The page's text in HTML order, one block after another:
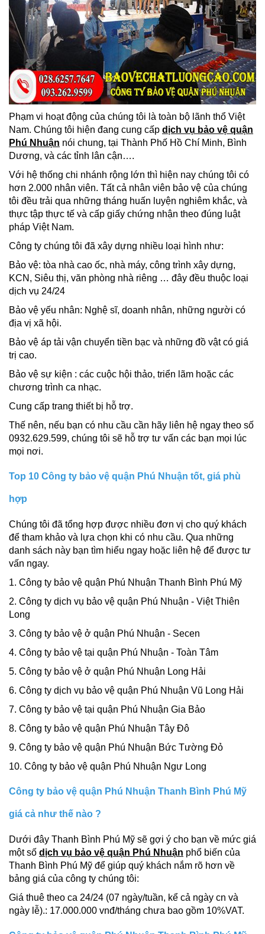
Phạm vi hoạt động của chúng tôi là toàn bộ lãnh thổ Việt
Nam. Chúng tôi hiện đang cung cấp dịch vụ bảo vệ quận
Phú Nhuận nói chung, tại Thành Phố Hồ Chí Minh, Bình
Dương, và các tỉnh lân cận….
Với hệ thống chi nhánh rộng lớn thì hiện nay chúng tôi có
hơn 2.000 nhân viên. Tất cả nhân viên bảo vệ của chúng
tôi đều trải qua những tháng huấn luyện nghiêm khắc, và
thực tập thực tế và cấp giấy chứng nhận theo đúng luật
pháp Việt Nam.
Công ty chúng tôi đã xây dựng nhiều loại hình như:
Bảo vệ: tòa nhà cao ốc, nhà máy, công trình xây dựng,
KCN, Siêu thị, văn phòng nhà riêng … đây đều thuộc loại
dịch vụ 24/24
Bảo vệ yếu nhân: Nghệ sĩ, doanh nhân, những người có
địa vị xã hội.
Bảo vệ áp tải vận chuyển tiền bạc và những đồ vật có giá
trị cao.
Bảo vệ sự kiện : các cuộc hội thảo, triển lãm hoặc các
chương trình ca nhạc.
Cung cấp trang thiết bị hỗ trợ.
Thế nên, nếu bạn có nhu cầu cần hãy liên hệ ngay theo số
0932.629.599, chúng tôi sẽ hỗ trợ tư vấn các bạn mọi lúc
mọi nơi.
Top 10 Công ty bảo vệ quận Phú Nhuận tốt, giá phù
hợp
Chúng tôi đã tổng hợp được nhiều đơn vị cho quý khách
để tham khảo và lựa chọn khi có nhu cầu. Qua những
danh sách này bạn tìm hiểu ngay hoặc liên hệ để được tư
vấn ngay.
1. Công ty bảo vệ quận Phú Nhuận Thanh Bình Phú Mỹ
2. Công ty dịch vụ bảo vệ quận Phú Nhuận - Việt Thiên
Long
3. Công ty bảo vệ ở quận Phú Nhuận - Secen
4. Công ty bảo vệ tại quận Phú Nhuận - Toàn Tâm
5. Công ty bảo vệ ở quận Phú Nhuận Long Hải
6. Công ty dịch vụ bảo vệ quận Phú Nhuận Vũ Long Hải
7. Công ty bảo vệ tại quận Phú Nhuận Gia Bảo
8. Công ty bảo vệ quận Phú Nhuận Tây Đô
9. Công ty bảo vệ quận Phú Nhuận Bức Tường Đỏ
10. Công ty bảo vệ quận Phú Nhuận Ngư Long
Công ty bảo vệ quận Phú Nhuận Thanh Bình Phú Mỹ
giá cả như thế nào ?
Dưới đây Thanh Bình Phú Mỹ sẽ gợi ý cho bạn về mức giá
một số dịch vụ bảo vệ quận Phú Nhuận phổ biến của
Thanh Bình Phú Mỹ để giúp quý khách nắm rõ hơn về
bảng giá của công ty chúng tôi:
Giá thuê theo ca 24/24 (07 ngày/tuần, kể cả ngày cn và
ngày lễ).: 17.000.000 vnđ/tháng chưa bao gồm 10%VAT.